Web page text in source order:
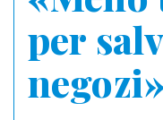
per